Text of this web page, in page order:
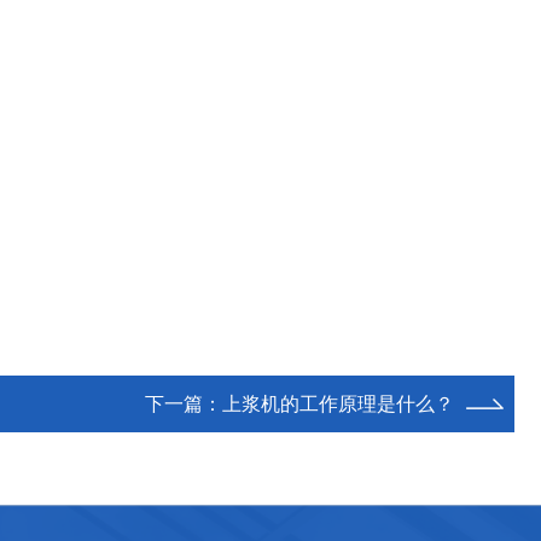
下一篇： 上浆机的工作原理是什么？